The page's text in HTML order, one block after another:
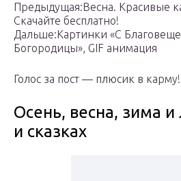
Предыдущая:Весна. Красивые
Скачайте бесплатно!
Дальше:Картинки «С
Богородицы», GIF анимация
Голос за пост — плюсик в
Осень, весна, зима и
и сказках